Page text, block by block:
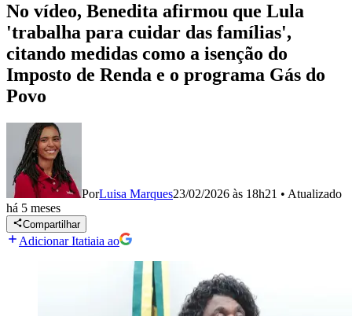
No vídeo, Benedita afirmou que Lula
'trabalha para cuidar das famílias',
citando medidas como a isenção do
Imposto de Renda e o programa Gás do
Povo
PorLuisa Marques23/02/2026 às 18h21 • Atualizado
há 5 meses
Compartilhar
Adicionar Itatiaia ao